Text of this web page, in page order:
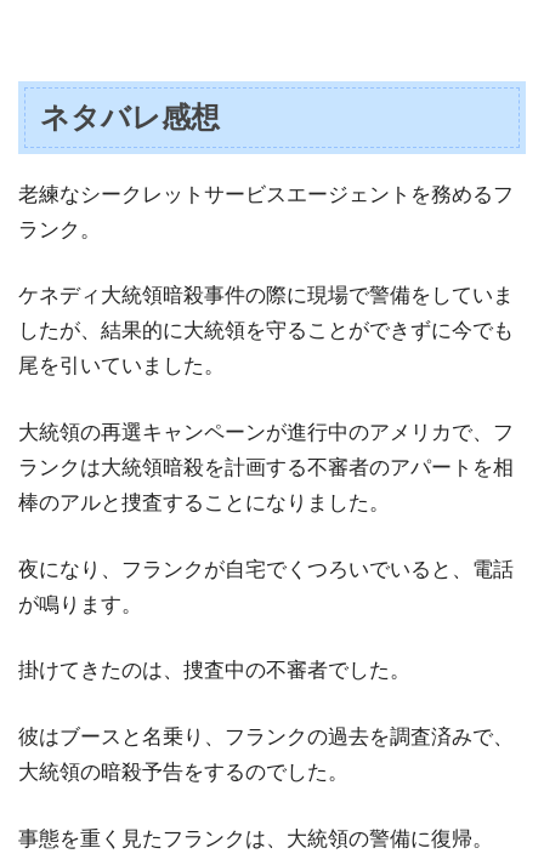
ネタバレ感想
老練なシークレットサービスエージェントを務めるフ
ランク。
ケネディ大統領暗殺事件の際に現場で警備をしていま
したが、結果的に大統領を守ることができずに今でも
尾を引いていました。
大統領の再選キャンペーンが進行中のアメリカで、フ
ランクは大統領暗殺を計画する不審者のアパートを相
棒のアルと捜査することになりました。
夜になり、フランクが自宅でくつろいでいると、電話
が鳴ります。
掛けてきたのは、捜査中の不審者でした。
彼はブースと名乗り、フランクの過去を調査済みで、
大統領の暗殺予告をするのでした。
事態を重く見たフランクは、大統領の警備に復帰。